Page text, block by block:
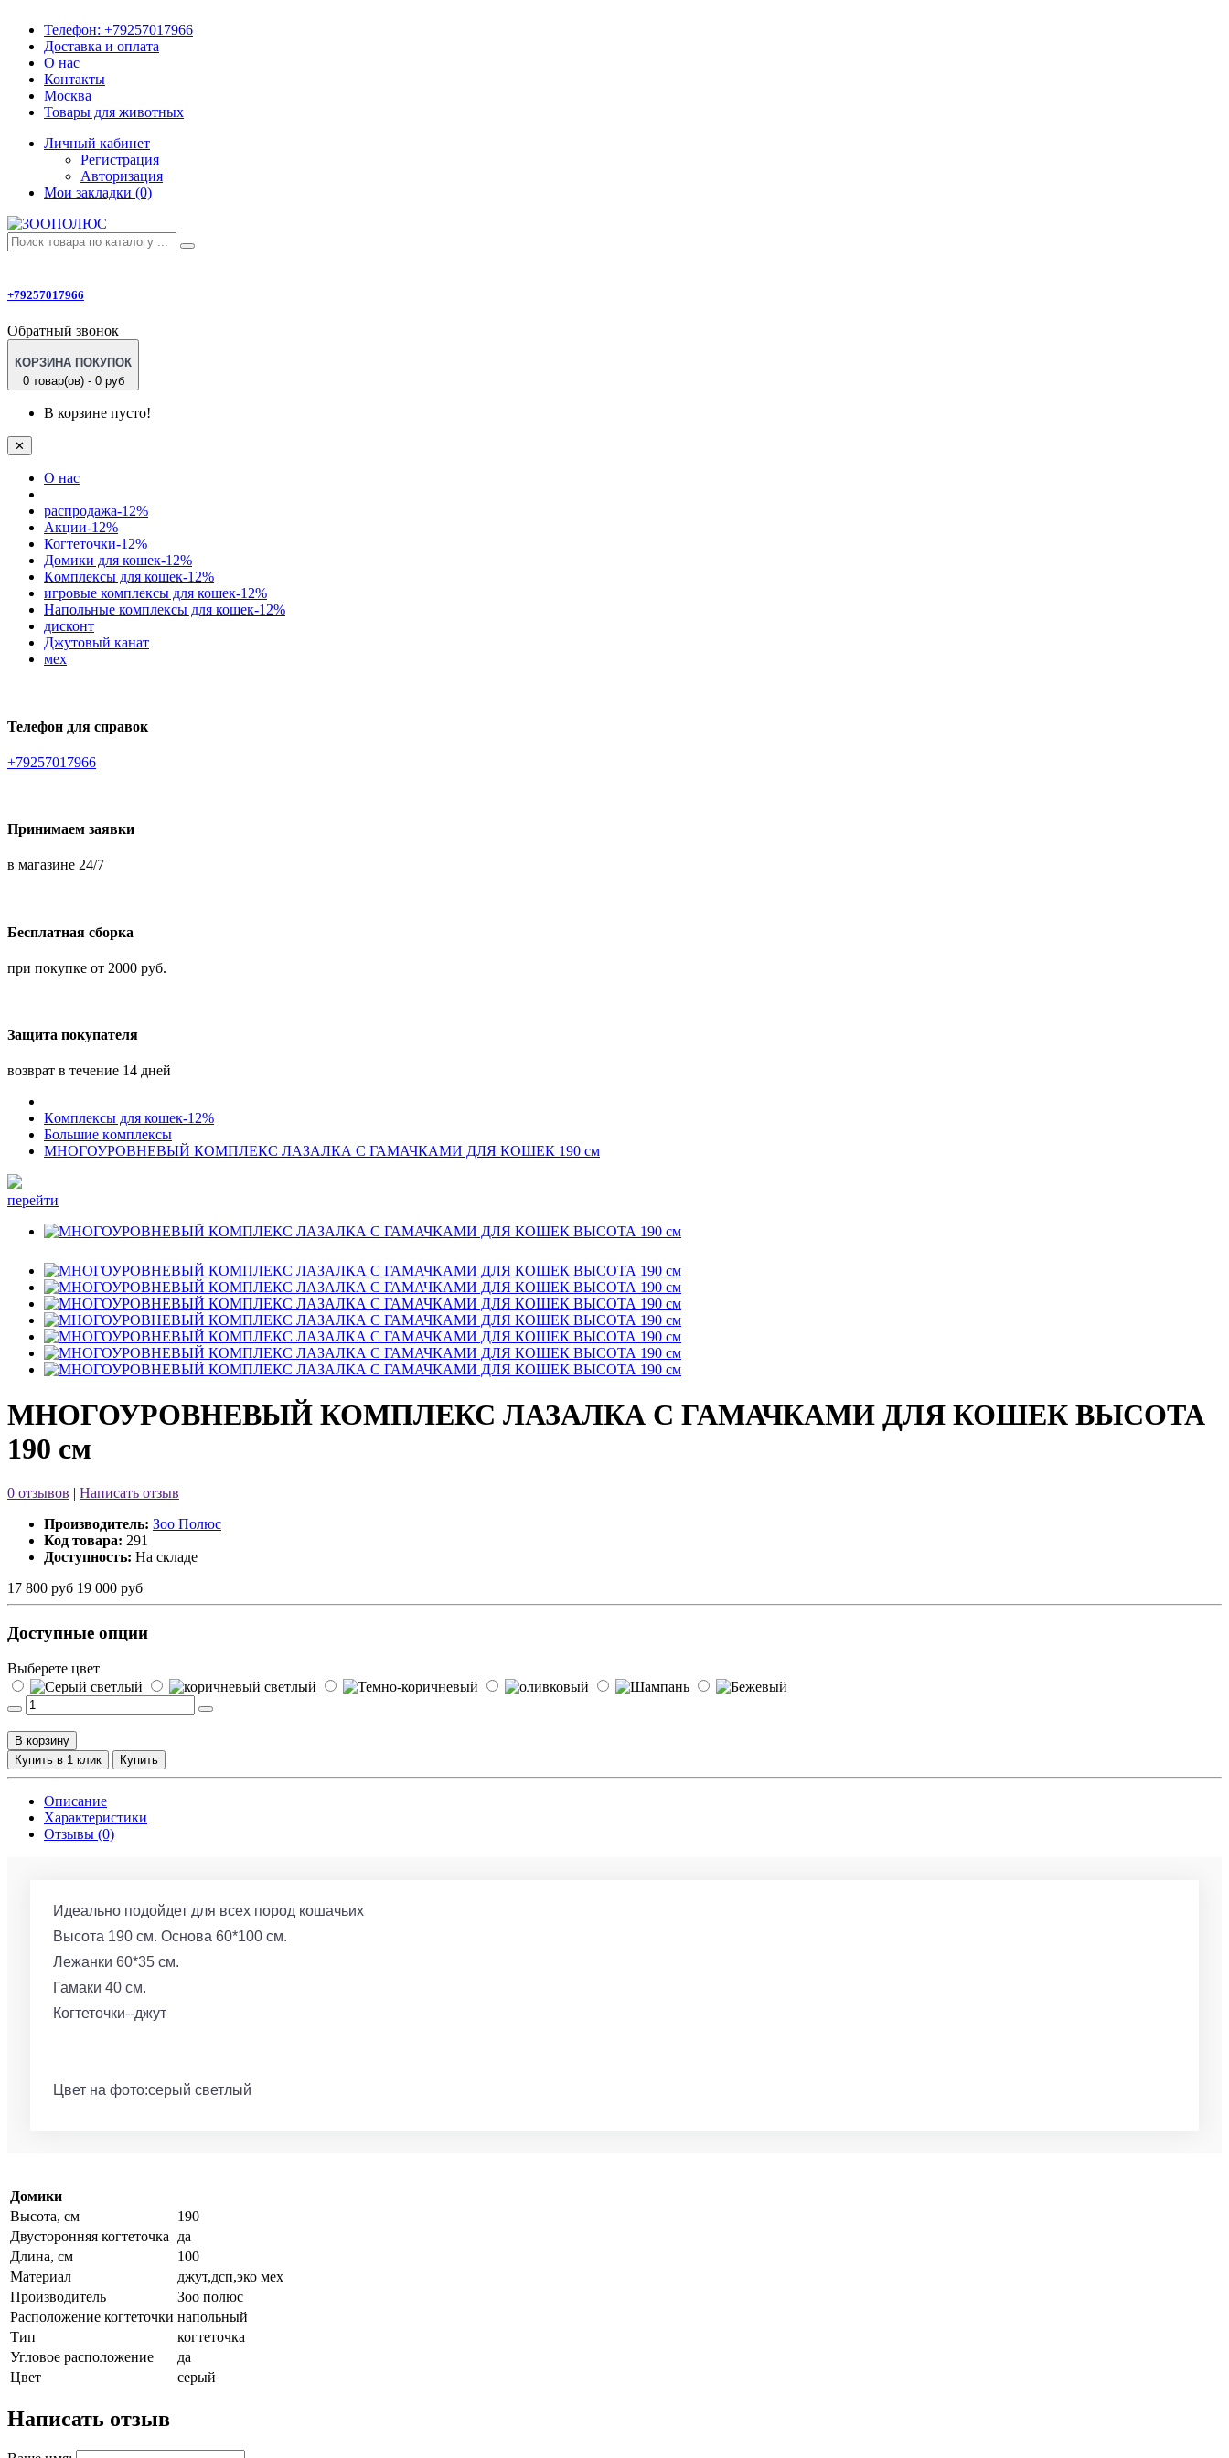
Телефон: +79257017966
Доставка и оплата
О нас
Контакты
Москва
Товары для животных
Личный кабинет
Регистрация
Авторизация
Мои закладки (0)
+79257017966
Обратный звонок
КОРЗИНА ПОКУПОК
0 товар(ов) - 0 руб
В корзине пусто!
✕
О нас
распродажа-12%
Акции-12%
Когтеточки-12%
Домики для кошек-12%
Кoмплексы для кошек-12%
игровые комплексы для кошек-12%
Напольные комплексы для кошек-12%
дисконт
Джутовый канат
мех
Телефон для справок
+79257017966
Принимаем заявки
в магазине 24/7
Бесплатная сборка
при покупке от 2000 руб.
Защита покупателя
возврат в течение 14 дней
Кoмплексы для кошек-12%
Большие кoмплексы
МНОГОУРОВНЕВЫЙ КОМПЛЕКС ЛАЗАЛКА С ГАМАЧКАМИ ДЛЯ КОШЕК 190 см
перейти
МНОГОУРОВНЕВЫЙ КОМПЛЕКС ЛАЗАЛКА С ГАМАЧКАМИ ДЛЯ КОШЕК ВЫСОТА
190 см
0 отзывов | Написать отзыв
Производитель: Зоо Полюс
Код товара: 291
Доступность: На складе
17 800 руб 19 000 руб
Доступные опции
Выберете цвет
В корзину
Купить в 1 клик
Купить
Описание
Характеристики
Отзывы (0)
Идеально подойдет для всех пород кошачьих
Высота 190 см. Основа 60*100 см.
Лежанки 60*35 см.
Гамаки 40 см.
Когтеточки--джут
Цвет на фото:серый светлый
Домики
Высота, см
190
Двусторонняя когтеточка
да
Длина, см
100
Материал
джут,дсп,эко мех
Производитель
Зоо полюс
Расположение когтеточки напольный
Тип
когтеточка
Угловое расположение
да
Цвет
серый
Написать отзыв